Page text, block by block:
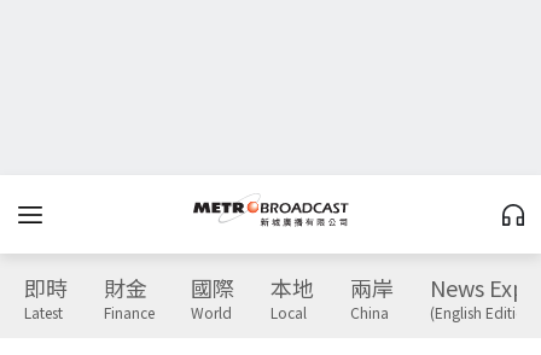
即時
Latest
財金
Finance
國際
World
本地
Local
兩岸
China
News
(English Edition)